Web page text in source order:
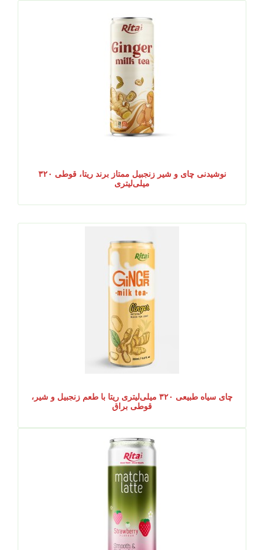
نوشیدنی چای و شیر زنجبیل ممتاز برند ریتا، قوطی ۳۲۰
میلی‌لیتری
چای سیاه طبیعی ۳۲۰ میلی‌لیتری ریتا با طعم زنجبیل و شیر،
قوطی براق